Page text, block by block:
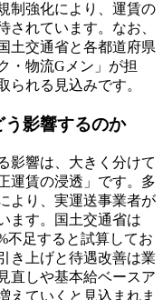
制強化により、運賃の
されています。なお、
土交通省と各都道府県
・物流Gメン」が担
られる見込みです。
う影響するのか
影響は、大きく分けて
運賃の浸透」です。多
より、実運送事業者が
ます。国土交通省は
不足すると試算してお
き上げと待遇改善は業
直しや基本給ベースア
えていくと見込まれま